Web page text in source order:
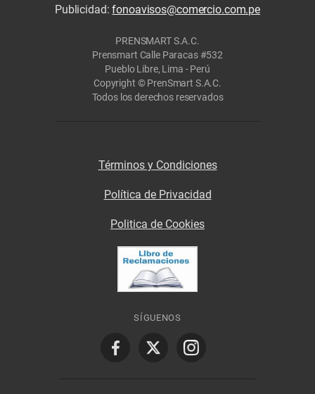
Publicidad:fonoavisos@comercio.com.pe
PRENSMART S.A.C.
Prensmart Calle Paracas #532
Pueblo Libre, Lima - Perú
Copyright © PrenSmart S.A.C.
Todos los derechos reservados
Términos y Condiciones
Política de Privacidad
Politica de Cookies
SÍGUENOS